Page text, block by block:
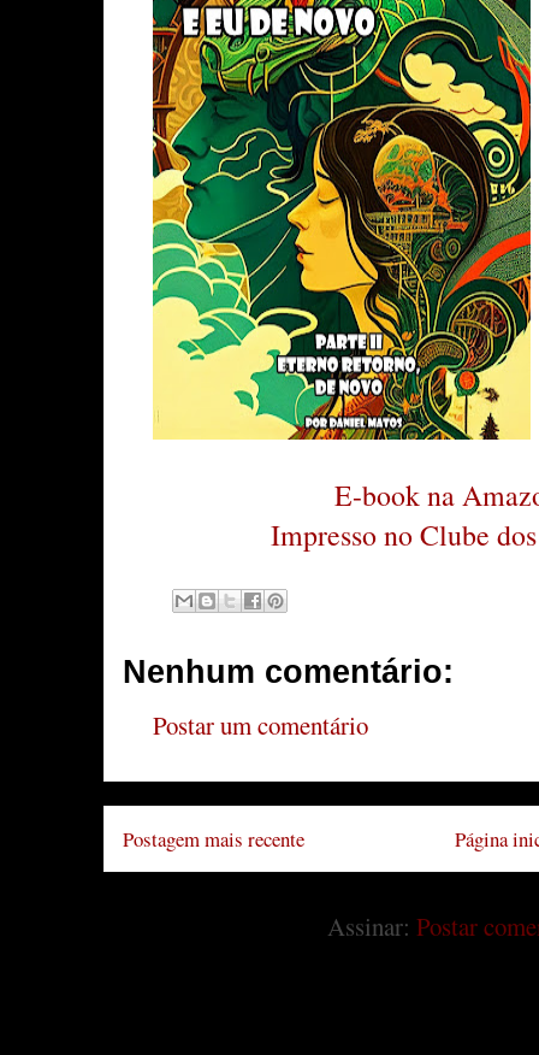
E-book na
Impresso no Clube
Nenhum comentário:
Postar um comentário
Postagem mais recente Página
Assinar: Postar